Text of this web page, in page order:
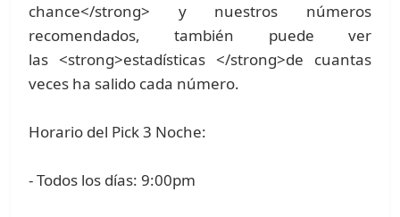
chance</strong> y nuestros números
recomendados, también puede ver
las <strong>estadísticas </strong>de cuantas
veces ha salido cada número.
Horario del Pick 3 Noche:
- Todos los días: 9:00pm